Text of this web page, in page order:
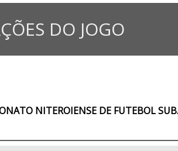
DO JOGO
NITEROIENSE DE FUTEBOL